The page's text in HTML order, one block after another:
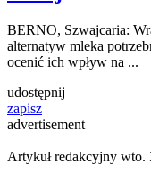
BERNO, Szwajcaria:
alternatyw mleka
ocenić ich wpływ na ...
udostępnij
zapisz
advertisement
Artykuł redakcyjny wto.